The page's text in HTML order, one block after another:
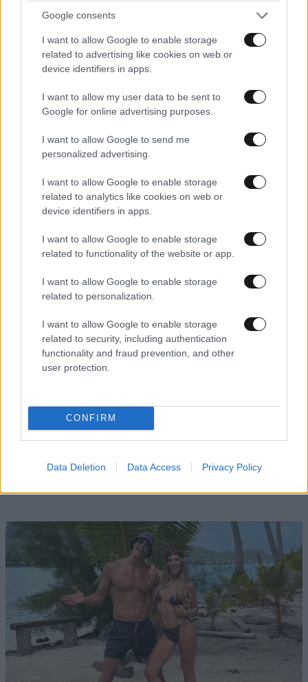
Google consents
I want to allow Google to enable storage
related to advertising like cookies on web or
device identifiers in apps.
I want to allow my user data to be sent to
Google for online advertising purposes.
I want to allow Google to send me
personalized advertising.
I want to allow Google to enable storage
related to analytics like cookies on web or
device identifiers in apps.
I want to allow Google to enable storage
related to functionality of the website or app.
I want to allow Google to enable storage
related to personalization.
I want to allow Google to enable storage
related to security, including authentication
functionality and fraud prevention, and other
user protection.
CONFIRM
Data Deletion Data Access Privacy Policy
ΔΙΑΤΡΟΦΗ08·08·2026 08:30
Ογκολόγοι προειδοποιούν: Αυτές οι τροφές,
περνούν απαρατήρητες, αλλά καλό είναι να τις
βγάλετε από την καθημερινότητά σας
που μένει με τον Φίλιππο Ντε Γκρες στο